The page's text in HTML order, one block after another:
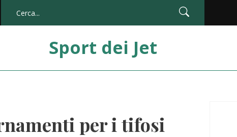
Sport dei Jet
per i tifosi